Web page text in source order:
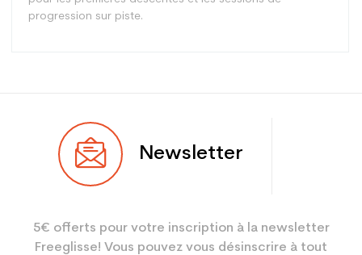
progression sur piste.
Utilisateur Junior
Coloris Bleu
Newsletter
5€ offerts pour votre inscription à la newsletter
Freeglisse! Vous pouvez vous désinscrire à tout